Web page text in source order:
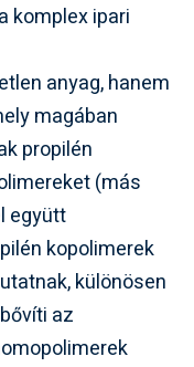
komplex ipari
anyag, hanem
magában
propilén
(más
együtt
kopolimerek
különösen
az